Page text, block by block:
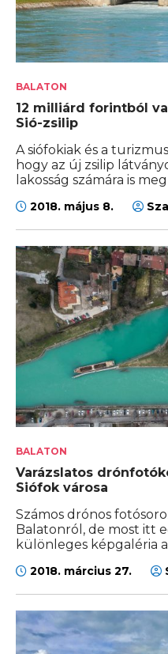
BALATON
12 milliárd forintból
Sió-zsilip
A siófokiak és a
hogy az új zsilip
lakosság számára is
2018. május 8.
BALATON
Varázslatos
Siófok városa
Számos drónos
Balatonról, de most itt
különleges képgaléria
2018. március 27.